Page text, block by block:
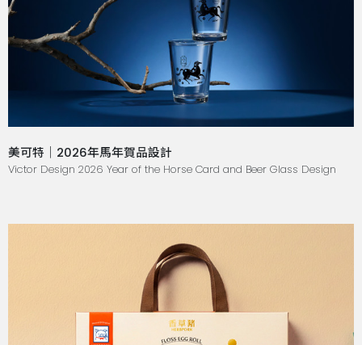
美可特｜2026年馬年賀品設計
Victor Design 2026 Year of the Horse Card and Beer Glass Design